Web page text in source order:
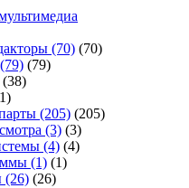
(70) (70)
(79) (79)
(38)
(205) (205)
(3) (3)
(4) (4)
(1) (1)
(26) (26)